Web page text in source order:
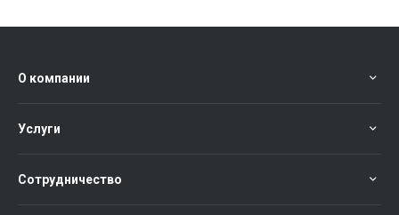
О компании
Услуги
Сотрудничество